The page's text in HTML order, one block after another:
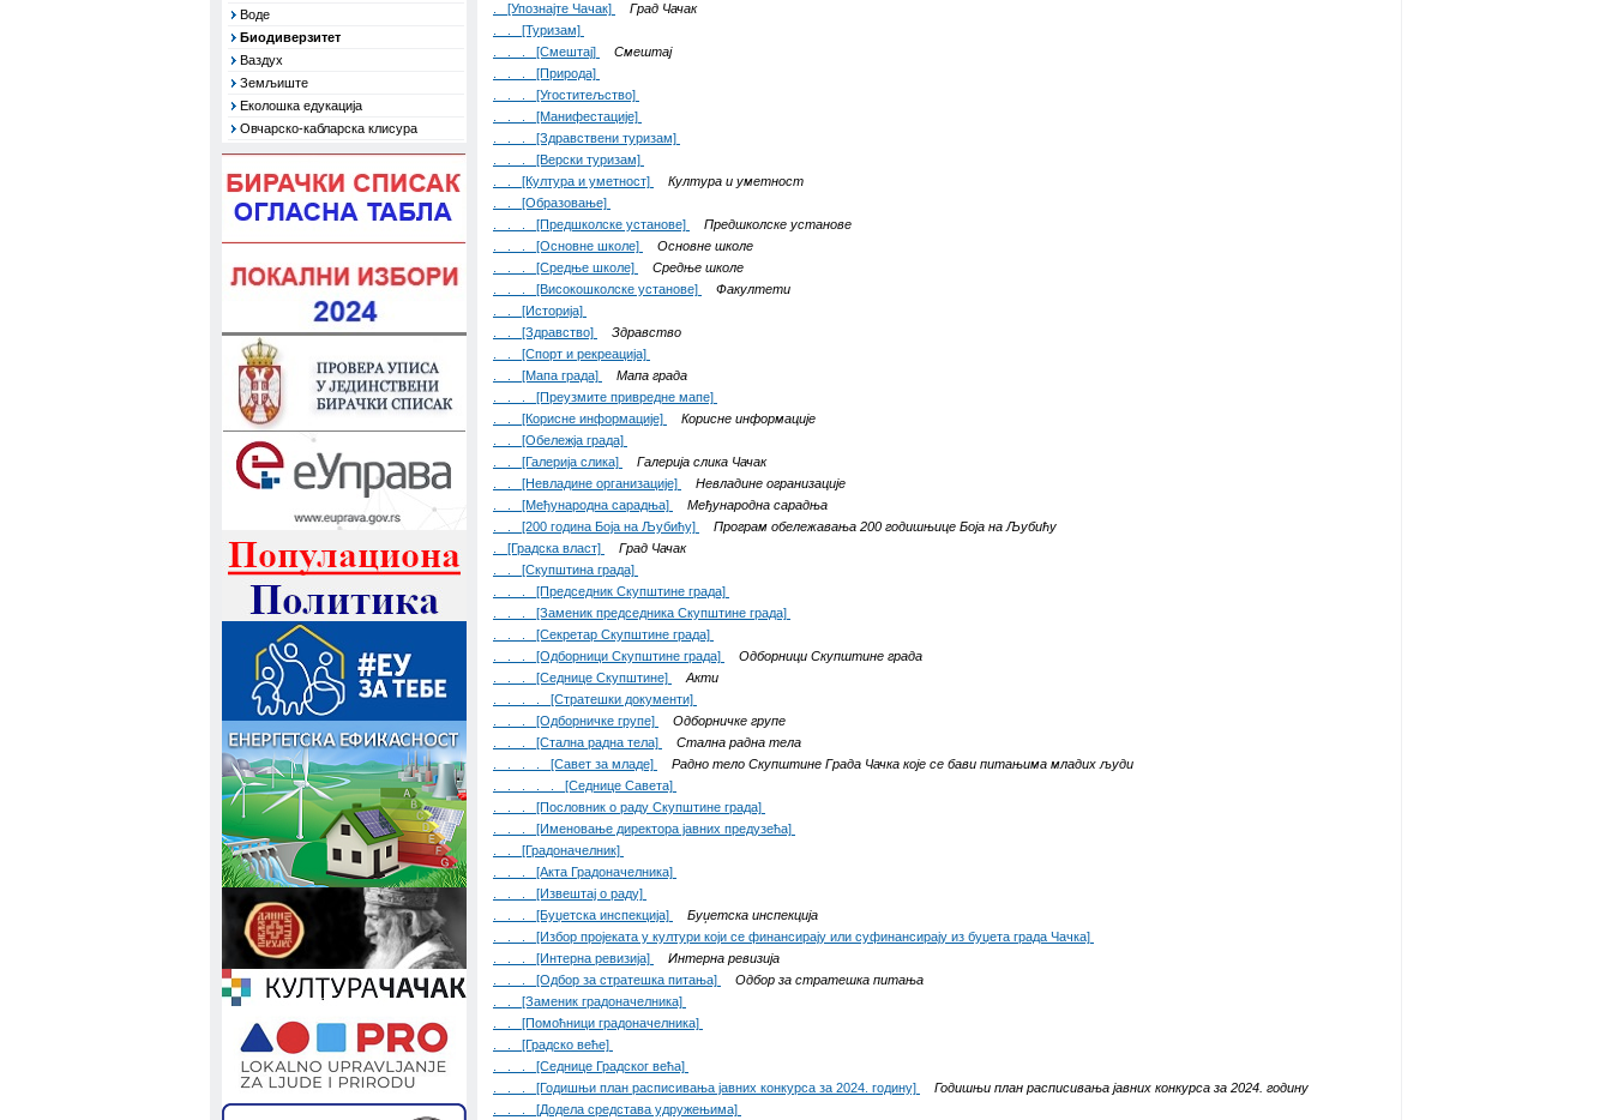
Воде
Биодиверзитет
Ваздух
Земљиште
Еколошка едукација
Овчарско-кабларска клисура
. [Упознајте Чачак]
Град Чачак
. . [Туризам]
. . . [Смештај]
Смештај
. . . [Природа]
. . . [Угоститељство]
. . . [Манифестације]
. . . [Здравствени туризам]
. . . [Верски туризам]
. . [Култура и уметност]
Култура и уметност
. . [Образовање]
. . . [Предшколске установе]
Предшколске установе
. . . [Основне школе]
Основне школе
. . . [Средње школе]
Средње школе
. . . [Високошколске установе]
Факултети
. . [Историја]
. . [Здравство]
Здравство
. . [Спорт и рекреација]
. . [Мапа града]
Мапа града
. . . [Преузмите привредне мапе]
. . [Корисне информације]
Корисне информације
. . [Обележја града]
. . [Галерија слика]
Галерија слика Чачак
. . [Невладине организације]
Невладине огранизације
. . [Међународна сарадња]
Међународна сарадња
. . [200 година Боја на Љубићу]
Програм обележавања 200 годишњице Боја на Љубићу
. [Градска власт]
Град Чачак
. . [Скупштина града]
. . . [Председник Скупштине града]
. . . [Заменик председника Скупштине града]
. . . [Секретар Скупштине града]
. . . [Одборници Скупштине града]
Одборници Скупштине града
. . . [Седнице Скупштине]
Акти
. . . . [Стратешки документи]
. . . [Одборничке групе]
Одборничке групе
. . . [Стална радна тела]
Стална радна тела
. . . . [Савет за младе]
Радно тело Скупштине Града Чачка које се бави питањима младих људи
. . . . . [Седнице Савета]
. . . [Пословник о раду Скупштине града]
. . . [Именовање директора јавних предузећа]
. . [Градоначелник]
. . . [Акта Градоначелника]
. . . [Извештај о раду]
. . . [Буџетска инспекција]
Буџетска инспекција
. . . [Избор пројеката у култури који се финансирају или суфинансирају из буџета града Чачка]
. . . [Интерна ревизија]
Интерна ревизија
. . . [Одбор за стратешка питања]
Одбор за стратешка питања
. . [Заменик градоначелника]
. . [Помоћници градоначелника]
. . [Градско веће]
. . . [Седнице Градског већа]
. . . [Годишњи план расписивања јавних конкурса за 2024. годину]
Годишњи план расписивања јавних конкурса за 2024. годину
. . . [Додела средстава удружењима]